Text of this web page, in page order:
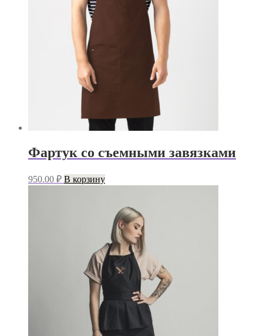
Фартук со съемными завязками
950.00 ₽ В корзину